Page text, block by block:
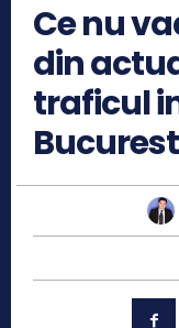
Ce nu
din
traficul